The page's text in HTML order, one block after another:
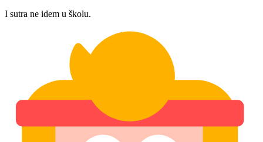
I sutra ne idem u školu.